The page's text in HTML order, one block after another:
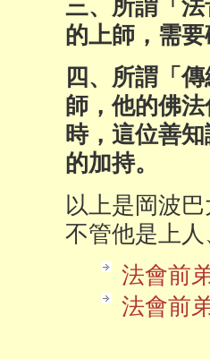
的上師，需
四、所謂「
師，他的佛
時，這位善
的加持。
以上是岡波
不管他是上
法會前
法會前